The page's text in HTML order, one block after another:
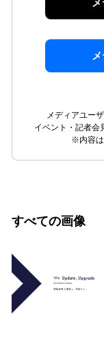
メディアユー
イベント・記者会
※内容は
すべての画像